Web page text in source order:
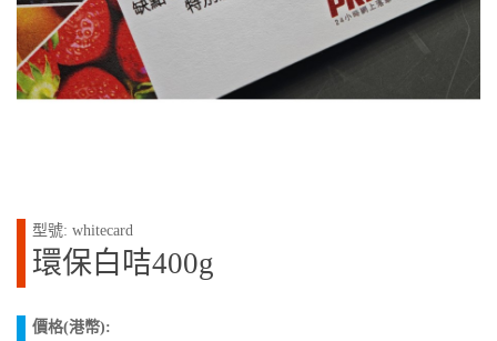
型號: whitecard
環保白咭400g
價格(港幣):